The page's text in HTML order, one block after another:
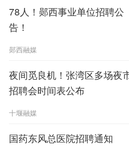
4.面试
面试时请携带简
学历证书、执业医师
件原件及复印件，时
四、时间节点
本次招聘时间不
78人！郧西事业单位招聘公
告！
郧西融媒
夜间觅良机！张湾区多场夜
招聘会时间表公布
十堰融媒
国药东风总医院招聘通知